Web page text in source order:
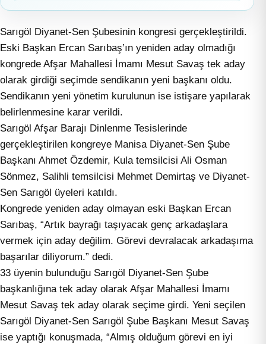
Sarıgöl Diyanet-Sen Şubesinin kongresi gerçekleştirildi.
Eski Başkan Ercan Sarıbaş’ın yeniden aday olmadığı
kongrede Afşar Mahallesi İmamı Mesut Savaş tek aday
olarak girdiği seçimde sendikanın yeni başkanı oldu.
Sendikanın yeni yönetim kurulunun ise istişare yapılarak
belirlenmesine karar verildi.
Sarıgöl Afşar Barajı Dinlenme Tesislerinde
gerçekleştirilen kongreye Manisa Diyanet-Sen Şube
Başkanı Ahmet Özdemir, Kula temsilcisi Ali Osman
Sönmez, Salihli temsilcisi Mehmet Demirtaş ve Diyanet-
Sen Sarıgöl üyeleri katıldı.
Kongrede yeniden aday olmayan eski Başkan Ercan
Sarıbaş, “Artık bayrağı taşıyacak genç arkadaşlara
vermek için aday değilim. Görevi devralacak arkadaşıma
başarılar diliyorum.” dedi.
33 üyenin bulunduğu Sarıgöl Diyanet-Sen Şube
başkanlığına tek aday olarak Afşar Mahallesi İmamı
Mesut Savaş tek aday olarak seçime girdi. Yeni seçilen
Sarıgöl Diyanet-Sen Sarıgöl Şube Başkanı Mesut Savaş
ise yaptığı konuşmada, “Almış olduğum görevi en iyi